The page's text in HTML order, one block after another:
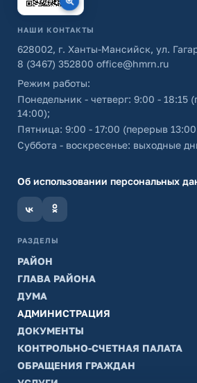
НАШИ КОНТАКТЫ
628002, г. Ханты-Мансийск, ул.
8 (3467) 352800 office@hmrn.ru
Режим работы:
Понедельник - четверг: 9:00 - 18:15
14:00);
Пятница: 9:00 - 17:00 (перерыв
Суббота - воскресенье: выходные
Об использовании персональных
РАЗДЕЛЫ
РАЙОН
ГЛАВА РАЙОНА
ДУМА
АДМИНИСТРАЦИЯ
ДОКУМЕНТЫ
КОНТРОЛЬНО-СЧЕТНАЯ ПАЛАТА
ОБРАЩЕНИЯ ГРАЖДАН